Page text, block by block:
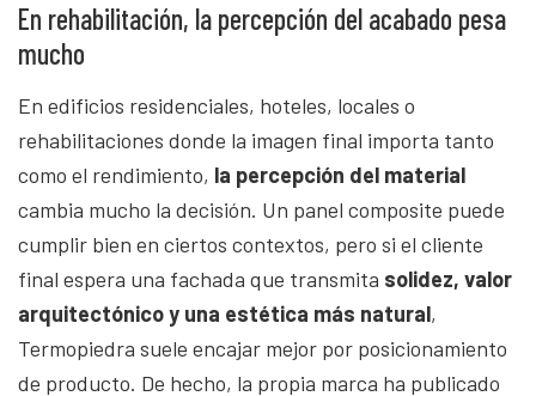
En rehabilitación, la percepción del acabado pesa
mucho
En edificios residenciales, hoteles, locales o
rehabilitaciones donde la imagen final importa tanto
como el rendimiento, la percepción del material
cambia mucho la decisión. Un panel composite puede
cumplir bien en ciertos contextos, pero si el cliente
final espera una fachada que transmita solidez, valor
arquitectónico y una estética más natural,
Termopiedra suele encajar mejor por posicionamiento
de producto. De hecho, la propia marca ha publicado